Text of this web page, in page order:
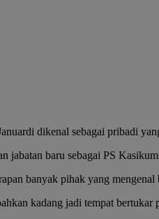
dikenal sebagai pribadi
jabatan baru sebagai PS
banyak pihak yang
kadang jadi tempat